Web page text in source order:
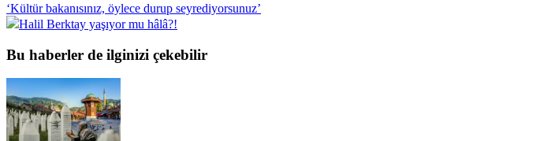
‘Kültür bakanısınız, öylece durup seyrediyorsunuz’
Halil Berktay yaşıyor mu hâlâ?!
Bu haberler de ilginizi çekebilir